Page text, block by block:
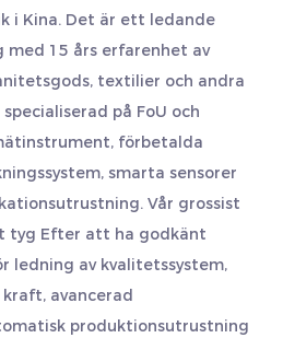
i Kina. Det är ett ledande
15 års erfarenhet av
textilier och andra
på FoU och
förbetalda
smarta sensorer
Vår grossist
tyg Efter att ha godkänt
ledning av kvalitetssystem,
avancerad
produktionsutrustning